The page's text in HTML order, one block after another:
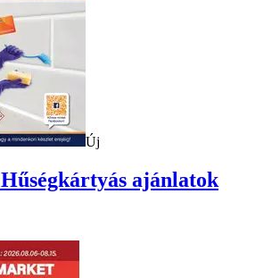
Új
Hűségkártyás ajánlatok